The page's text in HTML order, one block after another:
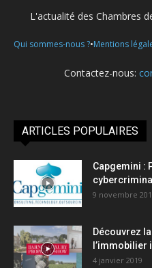
L'actualité des Chambres
Qui sommes-nous ?•Mentions
Contactez-nous:
ARTICLES POPULAIRES
Capgemini :
9 novembre
Découvrez
l’immobilier
4 janvier 2019